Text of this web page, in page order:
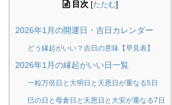
目次 [たたむ]
2026年1月の開運日・吉日カレンダー
どう縁起がいい？吉日の意味【早見表】
2026年1月の縁起がいい日一覧
一粒万倍日と大明日と天恩日が重なる5日
巳の日と母倉日と天恩日と大安が重なる7日